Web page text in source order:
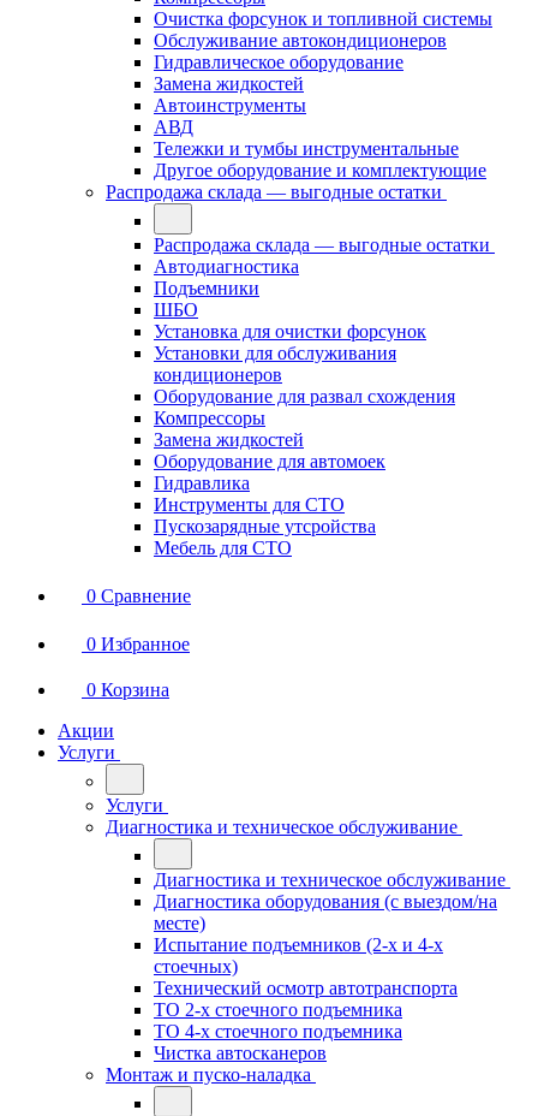
Очистка форсунок и топливной системы
Обслуживание автокондиционеров
Гидравлическое оборудование
Замена жидкостей
Автоинструменты
АВД
Тележки и тумбы инструментальные
Другое оборудование и комплектующие
Распродажа склада — выгодные остатки
Распродажа склада — выгодные остатки
Автодиагностика
Подъемники
ШБО
Установка для очистки форсунок
Установки для обслуживания
кондиционеров
Оборудование для развал схождения
Компрессоры
Замена жидкостей
Оборудование для автомоек
Гидравлика
Инструменты для СТО
Пускозарядные утсройства
Мебель для СТО
0 Сравнение
0 Избранное
0 Корзина
Акции
Услуги
Услуги
Диагностика и техническое обслуживание
Диагностика и техническое обслуживание
Диагностика оборудования (с выездом/на
месте)
Испытание подъемников (2-х и 4-х
стоечных)
Технический осмотр автотранспорта
ТО 2-х стоечного подъемника
ТО 4-х стоечного подъемника
Чистка автосканеров
Монтаж и пуско-наладка